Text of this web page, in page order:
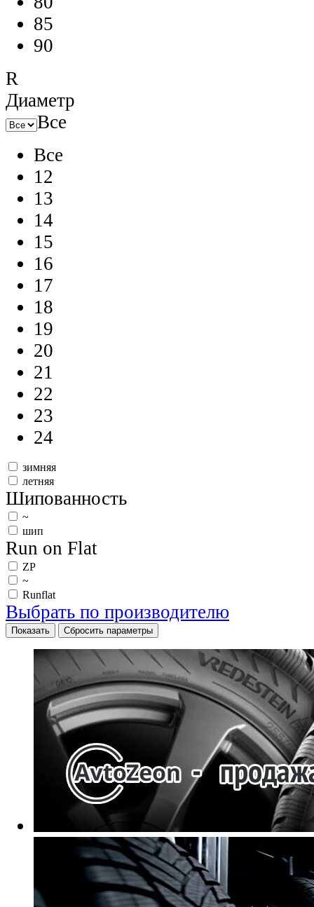
85
90
R
Диаметр
Все
Все
12
13
14
15
16
17
18
19
20
21
22
23
24
зимняя
летняя
Шипованность
~
шип
Run on Flat
ZP
~
Runflat
Выбрать по производителю